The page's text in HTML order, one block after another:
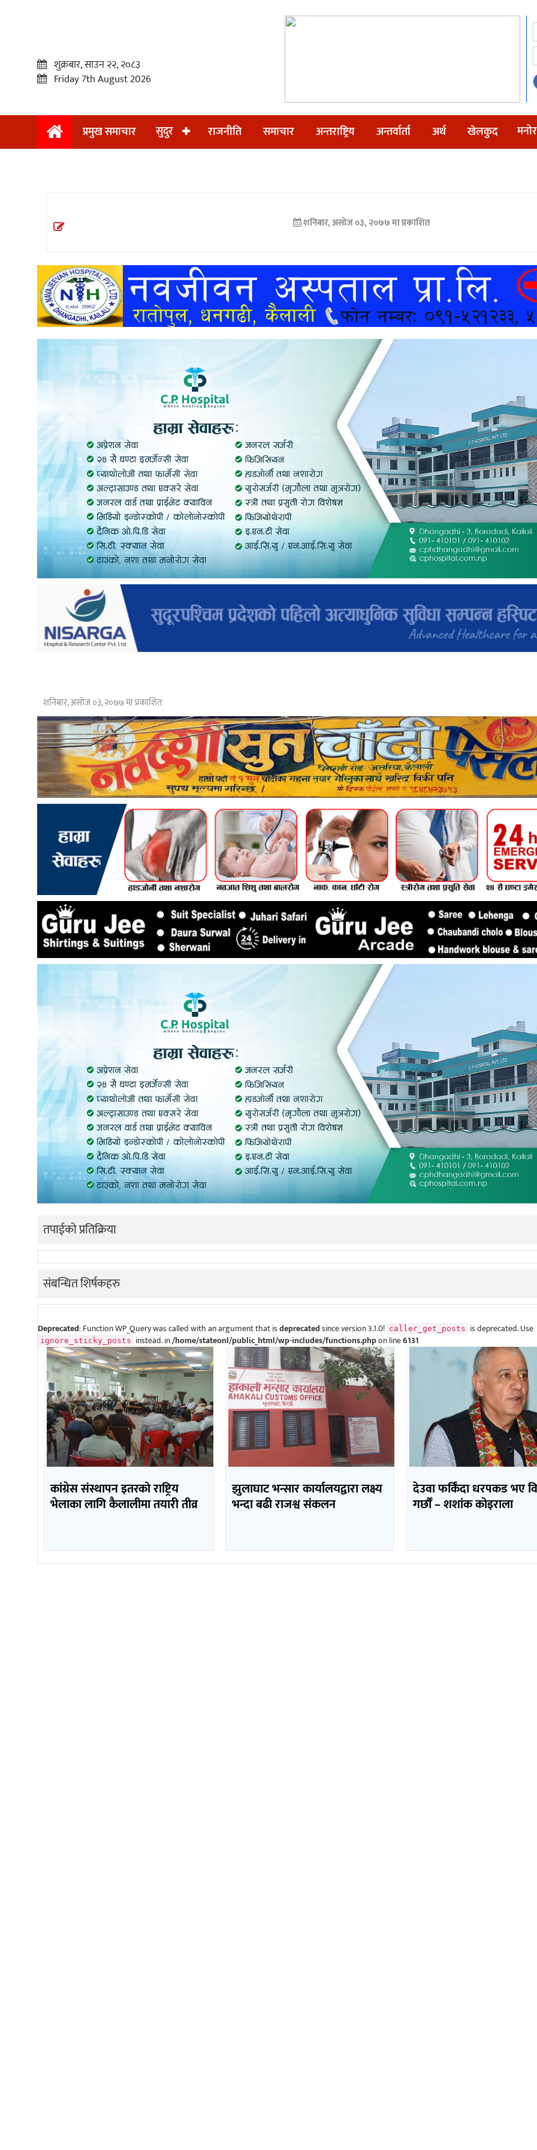
प्रमुख
अन्तराष्ट्रिय
अन्तर्वार्ता
खेलकुद
शुक्रबार, साउन २२, २०८३
Friday 7th August 2026
प्रमुख समाचार सुदुर राजनीति समाचार अन्तराष्ट्रिय अन्तर्वार्ता अर्थ खेलकुद
शनिबार, असोज ०३, २०७७ मा प्रकाशित
शनिबार, असोज ०३, २०७७ मा प्रकाशित
तपाईको प्रतिक्रिया
संबन्धित शिर्षकहरु
Deprecated: Function WP_Query was called with an argument that isdeprecatedsince version 3.1.0! caller_get_posts is deprecated. Use
ignore_sticky_posts instead. in/home/stateonl/public_html/wp-includes/functions.phpon line6131
कांग्रेस संस्थापन इतरको राष्ट्रिय
भेलाका लागि कैलालीमा तयारी तीव्र
झुलाघाट भन्सार कार्यालयद्वारा लक्ष्य
भन्दा बढी राजश्व संकलन
देउवा फर्किँदा धरपकड भए
गर्छौँं – शशांक कोइराला